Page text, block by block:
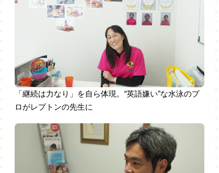
「継続は力なり」を自ら体現。“英語嫌い”な水泳のプ
ロがレプトンの先生に